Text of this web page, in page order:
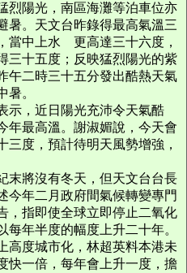
陽光，南區海灘等泊車位亦
暑。天文台昨錄得最高氣溫三
當中上水 更高達三十六度，
十五度；反映猛烈陽光的紫
午二時三十五分發出酷熱天氣
暑。
，近日陽光充沛令天氣酷
年最高溫。謝淑媚說，今天會
度，預計待明天風勢增強，
將沒有冬天，但天文台台長
今年二月政府間氣候轉變專門
，指即使全球立即停止二氧化
年半度的幅度上升二十年。
度城市化，林超英料本港未
快一倍，每年會上升一度，擔